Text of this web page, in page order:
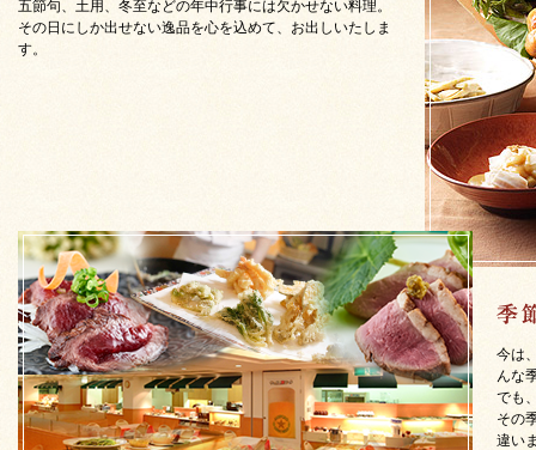
五節句、土用、冬至などの年中行事には欠かせない料理。
その日にしか出せない逸品を心を込めて、お出しいたしま
す。
今は
んな
でも
その
違い